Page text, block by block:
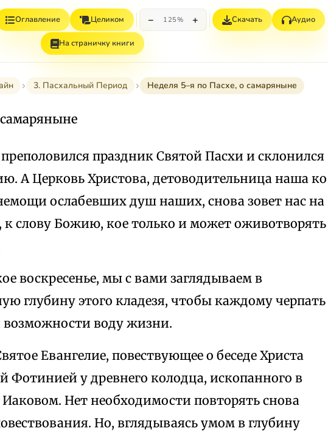
Оглавление Целиком − 125% + Скачать Аудио
На страничку книги
3. Пасхальный Период Неделя 5–я по Пасхе, о самаряныне
праздник Святой Пасхи и склонился
А Церковь Христова, детоводительница наша ко
ослабевших душ наших, снова зовет нас на
слову Божию, кое только и может оживотворять
воскресенье, мы с вами заглядываем в
глубину этого кладезя, чтобы каждому черпать
возможности воду жизни.
Евангелие, повествующее о беседе Христа
Фотинией у древнего колодца, ископанного в
Нет необходимости повторять снова
Но, вглядываясь умом в глубину